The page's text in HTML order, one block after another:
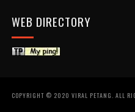
WEB DIRECTORY
COPYRIGHT © 2020 VIRAL PETANG. ALL